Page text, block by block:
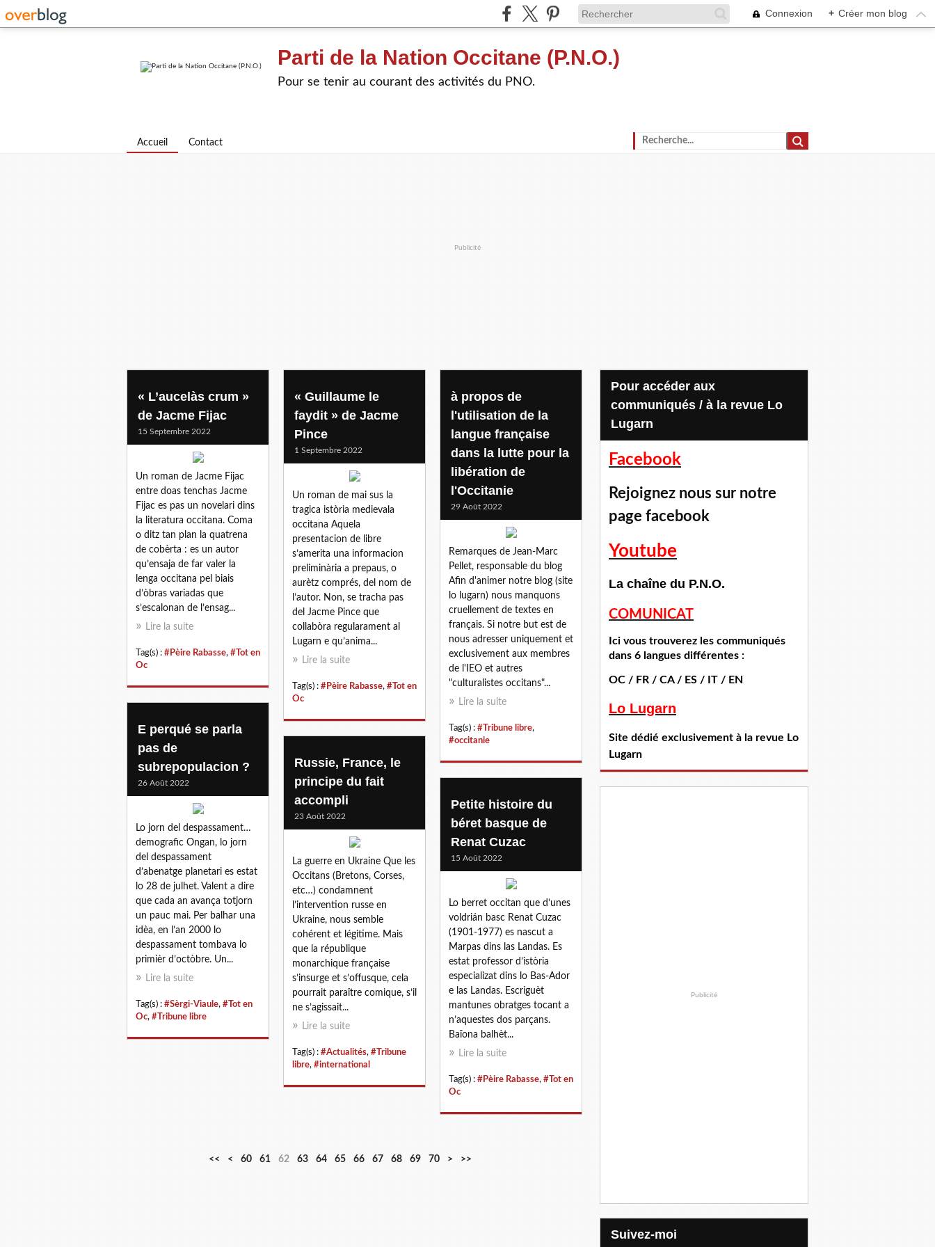
Connexion + Créer mon blog
Parti de la Nation Occitane (P.N.O.)
Pour se tenir au courant des activités du PNO.
Accueil Contact
Publicité
« L’aucelàs crum »
de Jacme Fijac
15 Septembre 2022
Un roman de Jacme Fijac
entre doas tenchas Jacme
Fijac es pas un novelari dins
la literatura occitana. Coma
o ditz tan plan la quatrena
de cobèrta : es un autor
qu’ensaja de far valer la
lenga occitana pel biais
d’òbras variadas que
s’escalonan de l’ensag...
Lire la suite
Tag(s) : #Pèire Rabasse, #Tot en
Oc
« Guillaume le
faydit » de Jacme
Pince
1 Septembre 2022
Un roman de mai sus la
tragica istòria medievala
occitana Aquela
presentacion de libre
s’amerita una informacion
preliminària a prepaus, o
aurètz comprés, del nom de
l’autor. Non, se tracha pas
del Jacme Pince que
collabòra regularament al
Lugarn e qu’anima...
Lire la suite
Tag(s) : #Pèire Rabasse, #Tot en
Oc
à propos de
l'utilisation de la
langue française
dans la lutte pour la
libération de
l'Occitanie
29 Août 2022
Remarques de Jean-Marc
Pellet, responsable du blog
Afin d'animer notre blog (site
lo lugarn) nous manquons
cruellement de textes en
français. Si notre but est de
nous adresser uniquement et
exclusivement aux membres
de l'IEO et autres
"culturalistes occitans"...
Lire la suite
Tag(s) : #Tribune libre,
#occitanie
E perqué se parla
pas de
subrepopulacion ?
26 Août 2022
Lo jorn del despassament…
demografic Ongan, lo jorn
del despassament
d’abenatge planetari es estat
lo 28 de julhet. Valent a dire
que cada an avança totjorn
un pauc mai. Per balhar una
idèa, en l’an 2000 lo
despassament tombava lo
primièr d’octòbre. Un...
Lire la suite
Tag(s) : #Sèrgi-Viaule, #Tot en
Oc, #Tribune libre
Russie, France, le
principe du fait
accompli
23 Août 2022
La guerre en Ukraine Que les
Occitans (Bretons, Corses,
etc…) condamnent
l’intervention russe en
Ukraine, nous semble
cohérent et légitime. Mais
que la république
monarchique française
s’insurge et s’offusque, cela
pourrait paraître comique, s’il
ne s’agissait...
Lire la suite
Tag(s) : #Actualités, #Tribune
libre, #international
Petite histoire du
béret basque de
Renat Cuzac
15 Août 2022
Lo berret occitan que d’unes
voldrián basc Renat Cuzac
(1901-1977) es nascut a
Marpas dins las Landas. Es
estat professor d’istòria
especializat dins lo Bas-Ador
e las Landas. Escriguèt
mantunes obratges tocant a
n’aquestes dos parçans.
Baïona balhèt...
Lire la suite
Tag(s) : #Pèire Rabasse, #Tot en
Oc
<< <
1
2
3
4
5
60 61 62 63 64 65 66 67 68 69 70
8
9
1
2
> >>
Pour accéder aux
communiqués / à la revue Lo
Lugarn
Facebook
Rejoignez nous sur notre
page facebook
Youtube
La chaîne du P.N.O.
COMUNICAT
Ici vous trouverez les communiqués
dans 6 langues différentes :
OC / FR / CA / ES / IT / EN
Lo Lugarn
Site dédié exclusivement à la revue Lo
Lugarn
Publicité
Suivez-moi